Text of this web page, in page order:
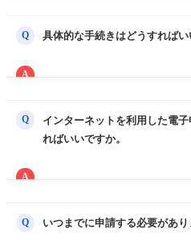
○ 申請書方法など申請に関す
※ 厚生労働省医療提供体制支
Q 具体的な手続きはどうすればい
A
○ 厚生労働省ホームページに電
（11 月 1 日目途）ですが、後
Q
インターネットを利用した電
ればいいですか。
A
てご案内いたします。
Q いつまでに申請する必要があり